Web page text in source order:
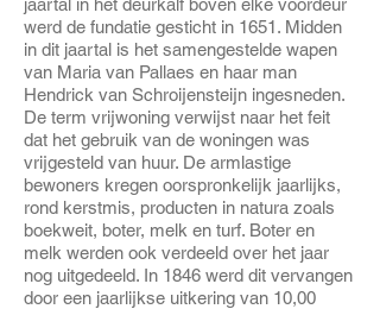
jaartal in het deurkalf boven elke voordeur
werd de fundatie gesticht in 1651. Midden
in dit jaartal is het samengestelde wapen
van Maria van Pallaes en haar man
Hendrick van Schroijensteijn ingesneden.
De term vrijwoning verwijst naar het feit
dat het gebruik van de woningen was
vrijgesteld van huur. De armlastige
bewoners kregen oorspronkelijk jaarlijks,
rond kerstmis, producten in natura zoals
boekweit, boter, melk en turf. Boter en
melk werden ook verdeeld over het jaar
nog uitgedeeld. In 1846 werd dit vervangen
door een jaarlijkse uitkering van 10,00